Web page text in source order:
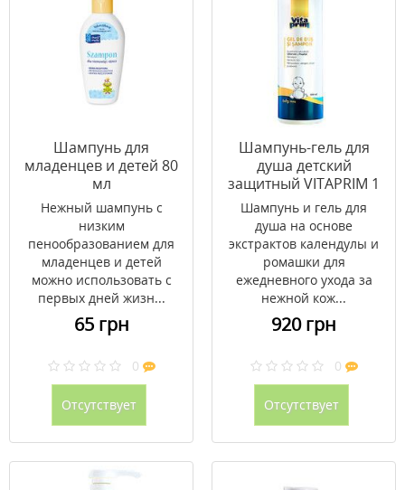
Шампунь для
младенцев и детей 80
мл
Нежный шампунь с
низким
пенообразованием для
младенцев и детей
можно использовать с
первых дней жизн...
65 грн
0
Отсутствует
Шампунь-гель для
душа детский
защитный VITAPRIM 1
л
Шампунь и гель для
душа на основе
экстрактов календулы и
ромашки для
ежедневного ухода за
нежной кож...
920 грн
0
Отсутствует